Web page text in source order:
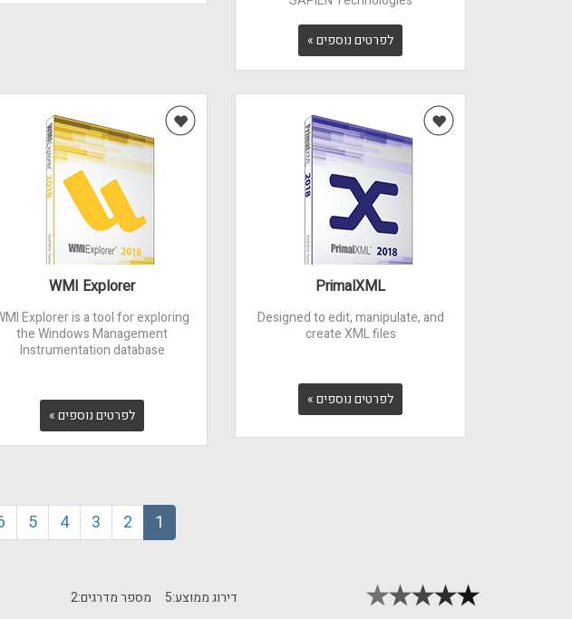
לפרטים נוספים »
PrimalXML
Designed to edit, manipulate, and
create XML files
לפרטים נוספים »
WMI Explorer
Explorer is a tool for exploring
the Windows Management
Instrumentation database
לפרטים נוספים »
1
2
3
4
5
מספר מדרגים:2 דירוג ממוצע:5